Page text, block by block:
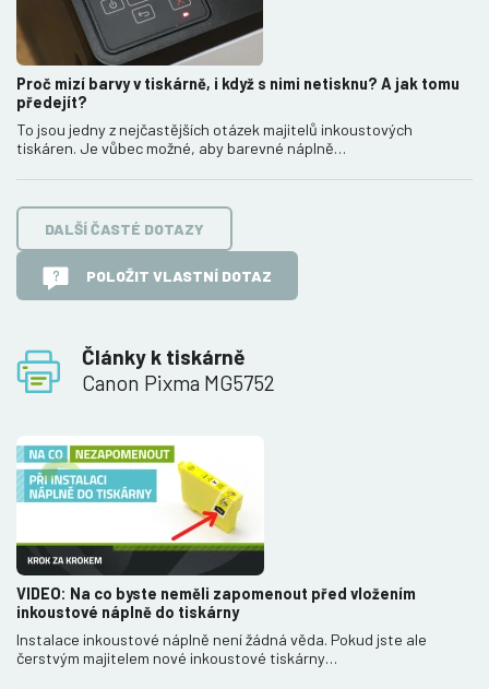
Články k tiskárně
Canon Pixma MG5752
Proč mizí barvy v tiskárně, i když s nimi netisknu? A jak tomu
předejít?
To jsou jedny z nejčastějších otázek majitelů inkoustových
tiskáren. Je vůbec možné, aby barevné náplně…
DALŠÍ ČASTÉ DOTAZY
POLOŽIT VLASTNÍ DOTAZ
VIDEO: Na co byste neměli zapomenout před vložením
inkoustové náplně do tiskárny
Instalace inkoustové náplně není žádná věda. Pokud jste ale
čerstvým majitelem nové inkoustové tiskárny…